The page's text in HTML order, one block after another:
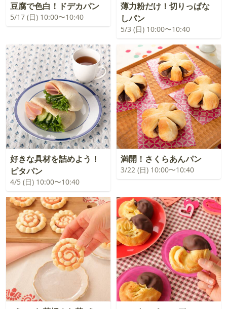
豆腐で色白！ドデカパン
5/17 (日) 10:00〜10:40
薄力粉だけ！切りっぱな
しパン
5/3 (日) 10:00〜10:40
好きな具材を詰めよう！
ピタパン
4/5 (日) 10:00〜10:40
満開！さくらあんパン
3/22 (日) 10:00〜10:40